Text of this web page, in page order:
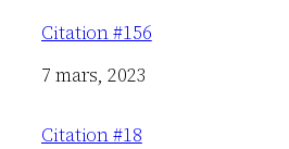
Citation #156
Date
7 mars, 2023
Citation #18